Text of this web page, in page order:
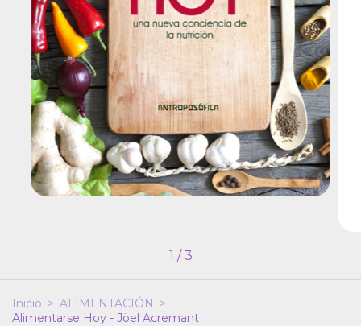
1 /3
Inicio > ALIMENTACIÓN >
Alimentarse Hoy - Jöel Acremant